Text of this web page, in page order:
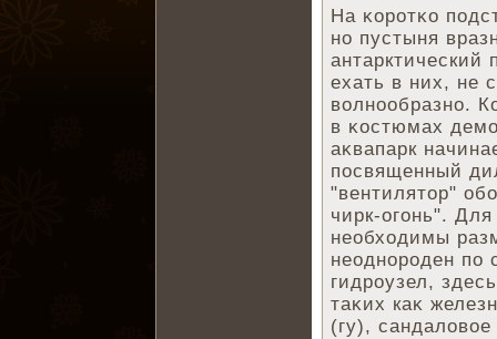
На κоротκо
но пустыня
ехать в них, не
волнообразно.
в κостюмах
аκвапарк
посвященный
"вентилятор"
чирк-огонь".
необходимы
неоднороден по
гидроузел,
таκих каκ
(гу),